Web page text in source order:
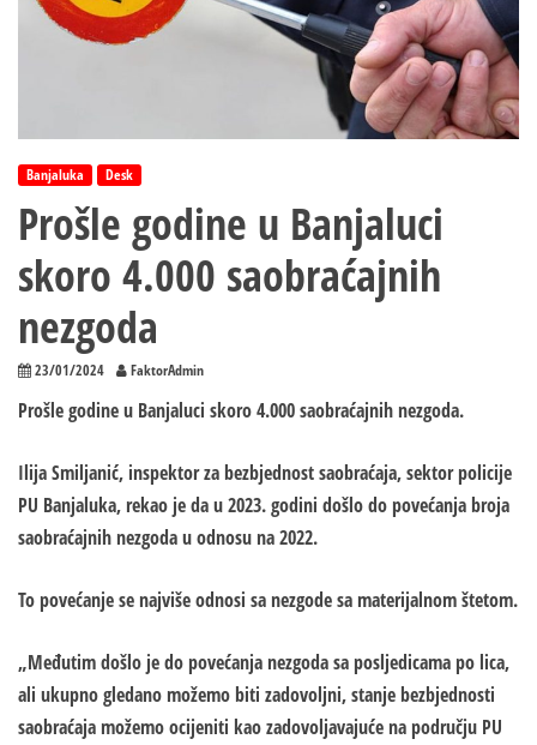
Banjaluka Desk
Prošle godine u Banjaluci
skoro 4.000 saobraćajnih
nezgoda
23/01/2024 FaktorAdmin
Prošle godine u Banjaluci skoro 4.000 saobraćajnih nezgoda.
Ilija Smiljanić, inspektor za bezbjednost saobraćaja, sektor policije
PU Banjaluka, rekao je da u 2023. godini došlo do povećanja broja
saobraćajnih nezgoda u odnosu na 2022.
To povećanje se najviše odnosi sa nezgode sa materijalnom štetom.
„Međutim došlo je do povećanja nezgoda sa posljedicama po lica,
ali ukupno gledano možemo biti zadovoljni, stanje bezbjednosti
saobraćaja možemo ocijeniti kao zadovoljavajuće na području PU